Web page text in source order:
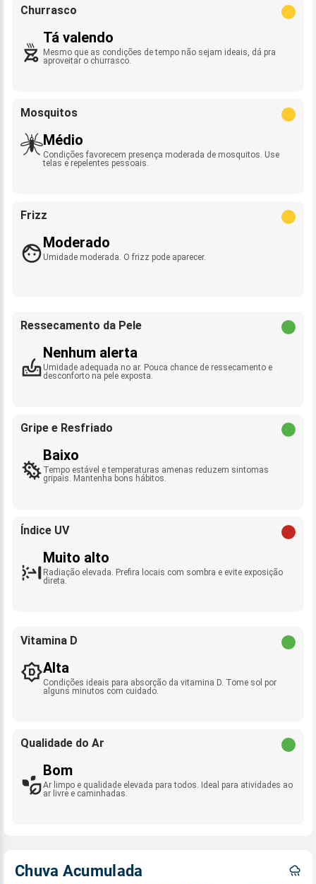
Churrasco
Tá valendo
Mesmo que as condições de tempo não sejam ideais, dá pra
aproveitar o churrasco.
Mosquitos
Médio
Condições favorecem presença moderada de mosquitos. Use
telas e repelentes pessoais.
Frizz
Moderado
Umidade moderada. O frizz pode aparecer.
Ressecamento da Pele
Nenhum alerta
Umidade adequada no ar. Pouca chance de ressecamento e
desconforto na pele exposta.
Gripe e Resfriado
Baixo
Tempo estável e temperaturas amenas reduzem sintomas
gripais. Mantenha bons hábitos.
Índice UV
Muito alto
Radiação elevada. Prefira locais com sombra e evite exposição
direta.
Vitamina D
Alta
Condições ideais para absorção da vitamina D. Tome sol por
alguns minutos com cuidado.
Qualidade do Ar
Bom
Ar limpo e qualidade elevada para todos. Ideal para atividades ao
ar livre e caminhadas.
Chuva Acumulada